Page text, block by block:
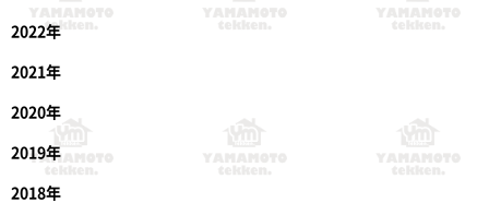
2022年
2021年
2020年
2019年
2018年